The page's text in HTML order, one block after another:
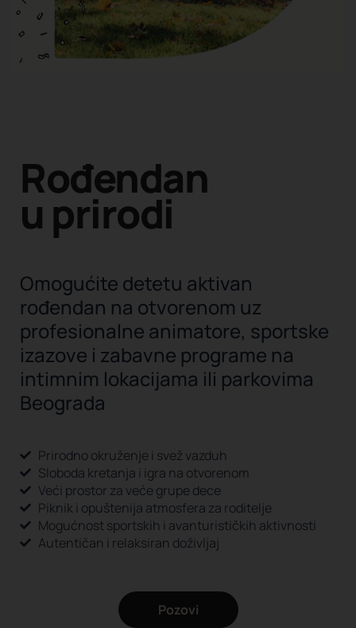
Rođendan
u prirodi
Omogućite detetu aktivan
rođendan na otvorenom uz
profesionalne animatore, sportske
izazove i zabavne programe na
intimnim lokacijama ili parkovima
Beograda
Prirodno okruženje i svež vazduh
Sloboda kretanja i igra na otvorenom
Veći prostor za veće grupe dece
Piknik i opuštenija atmosfera za roditelje
Mogućnost sportskih i avanturističkih aktivnosti
Autentičan i relaksiran doživljaj
Pozovi